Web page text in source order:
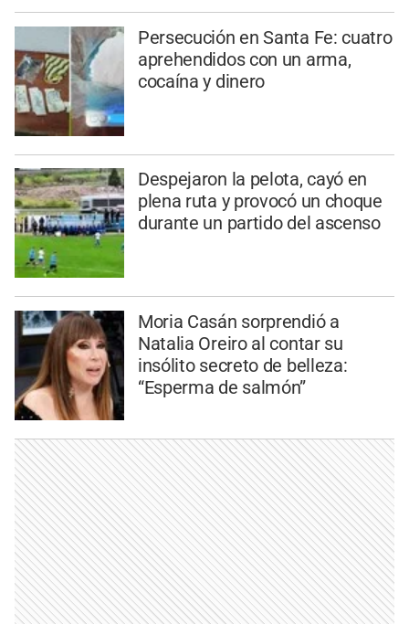
Persecución en Santa Fe: cuatro
aprehendidos con un arma,
cocaína y dinero
Despejaron la pelota, cayó en
plena ruta y provocó un choque
durante un partido del ascenso
Moria Casán sorprendió a
Natalia Oreiro al contar su
insólito secreto de belleza:
“Esperma de salmón”